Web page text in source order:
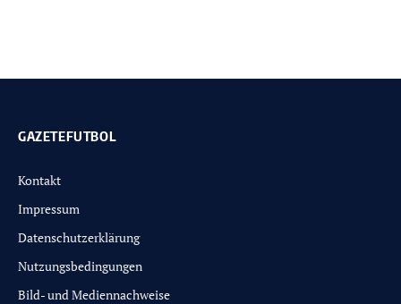
GAZETEFUTBOL
Kontakt
Impressum
Datenschutzerklärung
Nutzungsbedingungen
Bild- und Mediennachweise